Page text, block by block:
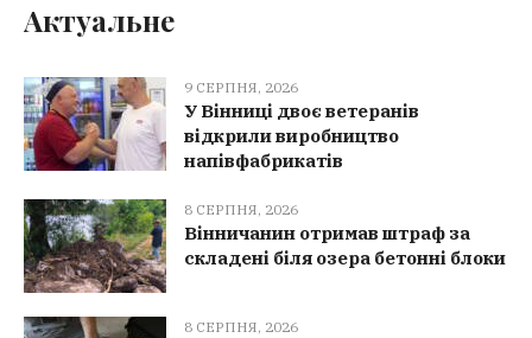
Актуальне
9 СЕРПНЯ, 2026
У Вінниці двоє ветеранів
відкрили виробництво
напівфабрикатів
8 СЕРПНЯ, 2026
Вінничанин отримав штраф за
складені біля озера бетонні блоки
8 СЕРПНЯ, 2026